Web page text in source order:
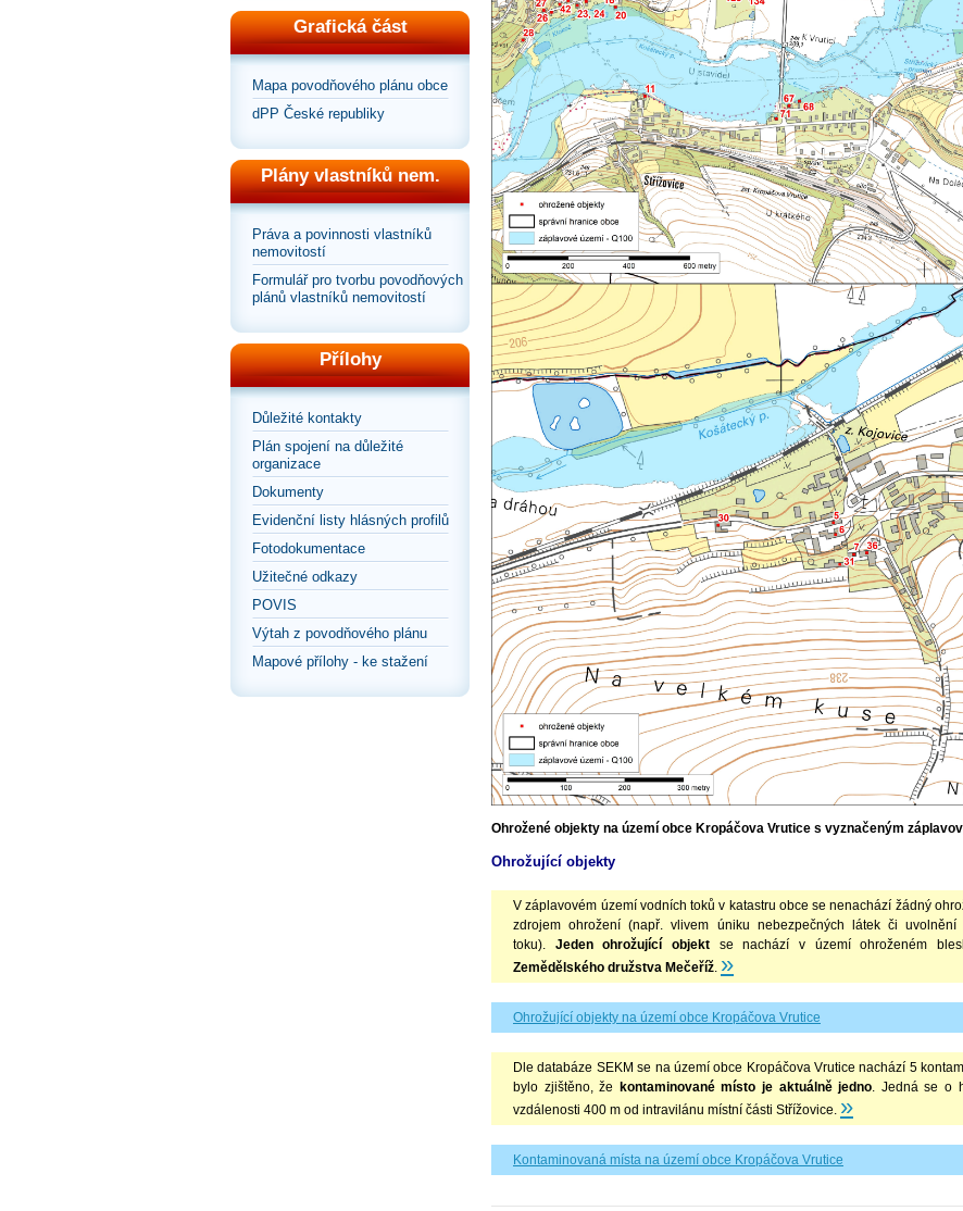
Grafická část
Mapa povodňového plánu obce
dPP České republiky
Plány vlastníků nem.
Práva a povinnosti vlastníků
nemovitostí
Formulář pro tvorbu povodňových
plánů vlastníků nemovitostí
Přílohy
Důležité kontakty
Plán spojení na důležité
organizace
Dokumenty
Evidenční listy hlásných profilů
Fotodokumentace
Užitečné odkazy
POVIS
Výtah z povodňového plánu
Mapové přílohy - ke stažení
Ohrožené objekty na území obce Kropáčova Vrutice s vyznačeným
Ohrožující objekty
V záplavovém území vodních toků v katastru obce se nenachází žádný
zdrojem ohrožení (např. vlivem úniku nebezpečných látek či
toku). Jedenohrožující objektse nachází v území ohroženém
Zemědělského družstva Mečeříž »
Ohrožující objekty na území obce Kropáčova Vrutice
Dle databáze SEKM se na území obce Kropáčova Vrutice nachází 5
bylo zjištěno, že kontaminované místo je aktuálně jedno . Jedná se o
vzdálenosti 400 m od intravilánu místní části Střížovice. »
Kontaminovaná místa na území obce Kropáčova Vrutice